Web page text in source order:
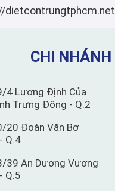
dietcontrungtphcm.net
CHI NHÁNH
4 Lương Định Của
Trưng Đông - Q.2
20 Đoàn Văn Bơ
Q.4
39 An Dương Vương
Q.5